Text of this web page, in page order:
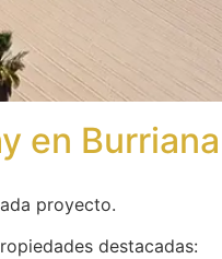
en Burriana
proyecto.
destacadas: